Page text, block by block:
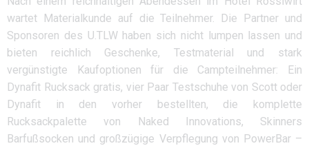
wartet Materialkunde auf die Teilnehmer. Die Partner und
Sponsoren des U.TLW haben sich nicht lumpen lassen und
bieten reichlich Geschenke, Testmaterial und stark
vergünstigte Kaufoptionen für die Campteilnehmer: Ein
Dynafit Rucksack gratis, vier Paar Testschuhe von Scott oder
Dynafit in den vorher bestellten, die komplette
Rucksackpalette von Naked Innovations, Skinners
Barfußsocken und großzügige Verpflegung von PowerBar –